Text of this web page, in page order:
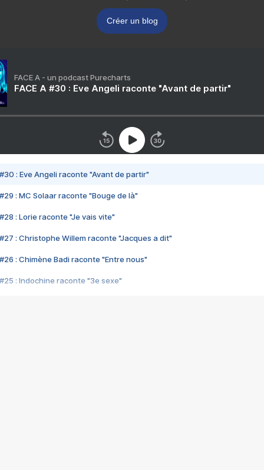
Créer un blog
FACE A - un podcast Purecharts
FACE A #30 : Eve Angeli raconte "Avant de partir"
#30 : Eve Angeli raconte "Avant de partir"
#29 : MC Solaar raconte "Bouge de là"
#28 : Lorie raconte "Je vais vite"
#27 : Christophe Willem raconte "Jacques a dit"
#26 : Chimène Badi raconte "Entre nous"
#25 : Indochine raconte "3e sexe"